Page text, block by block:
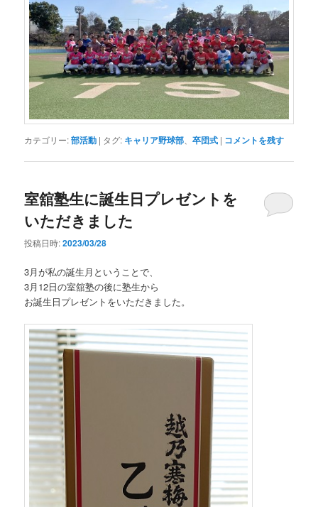
カテゴリー:部活動 | タグ: キャリア野球部 、卒団式 | コメントを残す
室舘塾生に誕生日プレゼントを
いただきました
投稿日時:2023/03/28
3月が私の誕生月ということで、
3月12日の室舘塾の後に塾生から
お誕生日プレゼントをいただきました。